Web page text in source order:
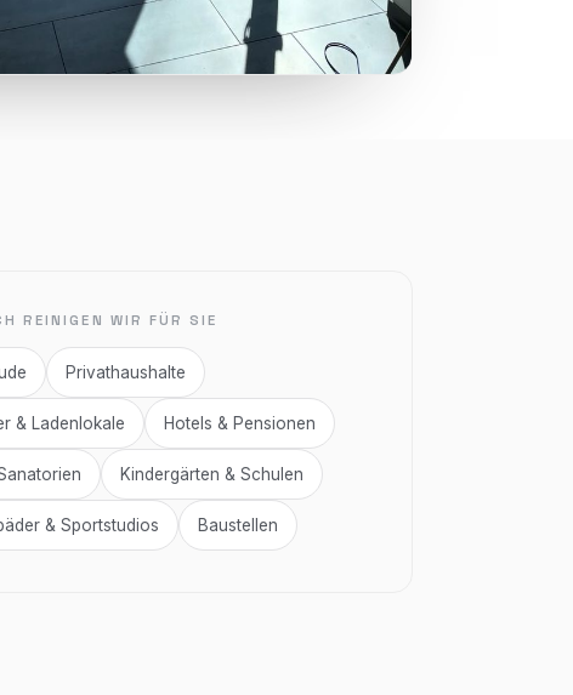
REINIGEN WIR FÜR SIE
Privathaushalte
& Ladenlokale Hotels & Pensionen
Kindergärten & Schulen
& Sportstudios Baustellen